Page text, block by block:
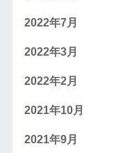
2022年7月
2022年3月
2022年2月
2021年10月
2021年9月